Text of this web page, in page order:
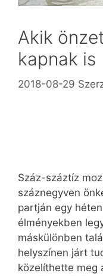
Akik
kapnak is
2018-08-29
Száz-száztíz
száznegyven
partján egy
élményekben
máskülönben
helyszínen járt
közelíthette meg